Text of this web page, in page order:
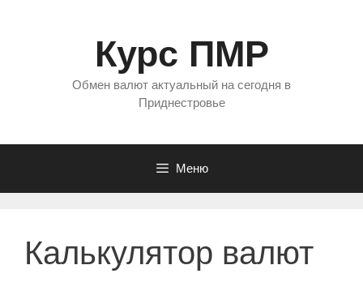
Курс ПМР
Обмен валют актуальный на сегодня в
Приднестровье
Меню
Калькулятор валют